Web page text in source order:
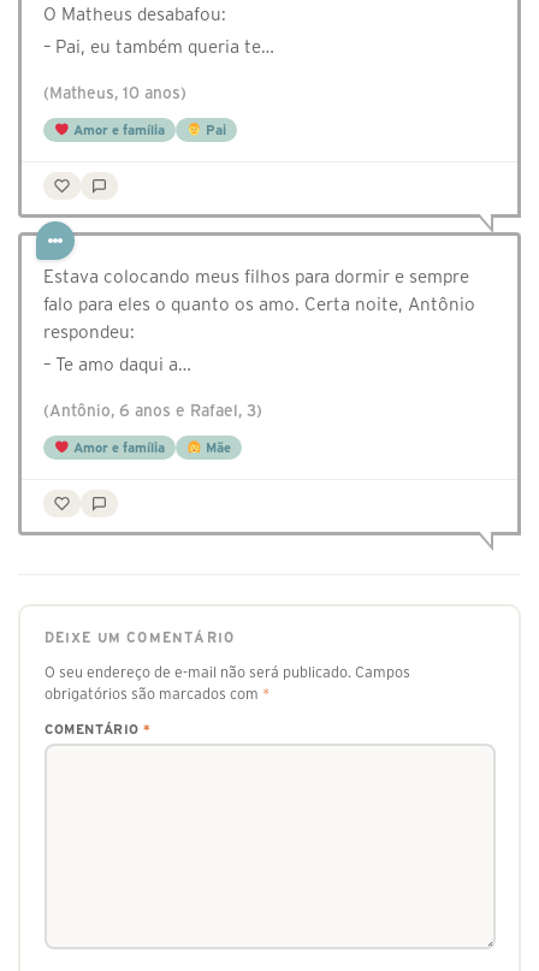
O Matheus desabafou:
– Pai, eu também queria te…
(Matheus, 10 anos)
Amor e família Pai
Estava colocando meus filhos para dormir e sempre
falo para eles o quanto os amo. Certa noite, Antônio
respondeu:
– Te amo daqui a…
(Antônio, 6 anos e Rafael, 3)
Amor e família Mãe
DEIXE UM COMENTÁRIO
O seu endereço de e-mail não será publicado. Campos
obrigatórios são marcados com *
COMENTÁRIO *